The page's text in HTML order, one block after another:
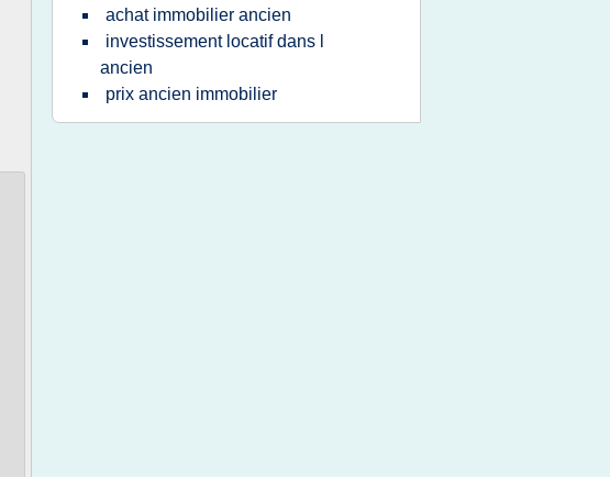
achat immobilier ancien
investissement locatif dans l
ancien
prix ancien immobilier